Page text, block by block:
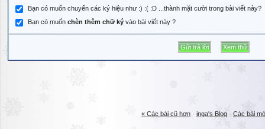
Bạn có muốn chuyển các ký hiệu như :) :( :D ...thành mặt cười trong bài viết này?
Bạn có muốn chèn thêm chữ ký vào bài viết này ?
« Các bài cũ hơn · inga's Blog · Các bài